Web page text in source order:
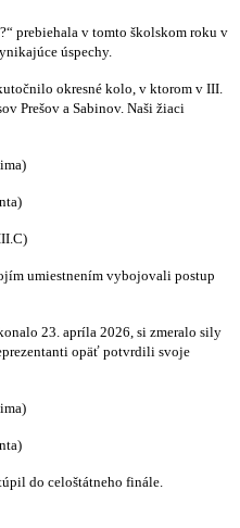
prebiehala v tomto školskom roku v
úspechy.
okresné kolo, v ktorom v III.
Prešov a Sabinov. Naši žiaci
umiestnením vybojovali postup
23. apríla 2026, si zmeralo sily
opäť potvrdili svoje
do celoštátneho finále.